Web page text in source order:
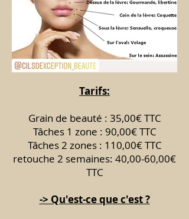
Tarifs:
Grain de beauté : 35,00€ TTC
Tâches 1 zone : 90,00€ TTC
Tâches 2 zones : 110,00€ TTC
retouche 2 semaines: 40,00-60,00€
TTC
-> Qu'est-ce que c'est ?